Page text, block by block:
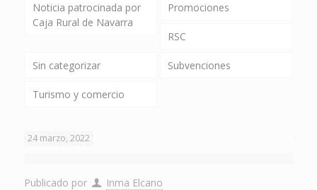
Noticia patrocinada por
Caja Rural de Navarra
Promociones
RSC
Sin categorizar Subvenciones
Turismo y comercio
24 marzo, 2022
Publicado por Inma Elcano